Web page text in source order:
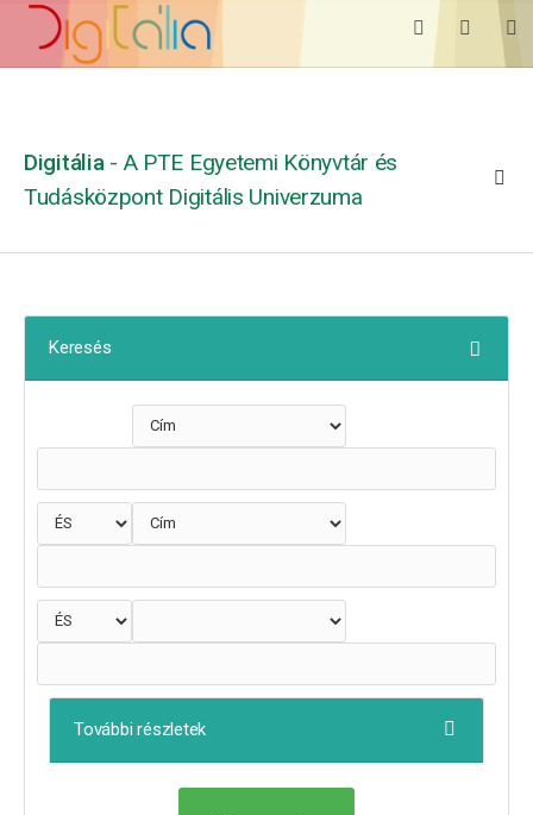
Digitália - A PTE Egyetemi Könyvtár és
Tudásközpont Digitális Univerzuma
Keresés
További részletek